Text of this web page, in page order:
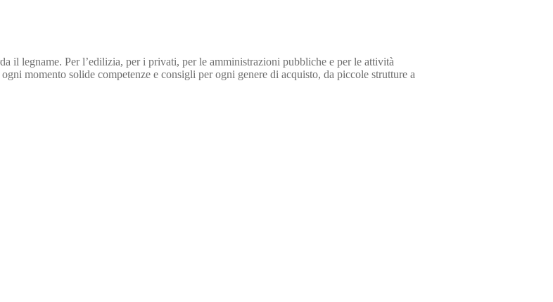
il legname. Per l’edilizia, per i privati, per le amministrazioni pubbliche e per le attività
momento solide competenze e consigli per ogni genere di acquisto, da piccole strutture a